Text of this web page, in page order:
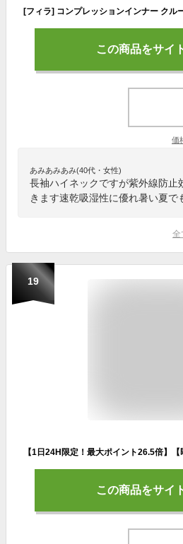
この商品をサイ
価
あみあみあみ(40代・女性)
長袖ハイネックですが紫外線防止
きます速乾吸湿性に優れ暑い夏で
全
19
この商品をサイ